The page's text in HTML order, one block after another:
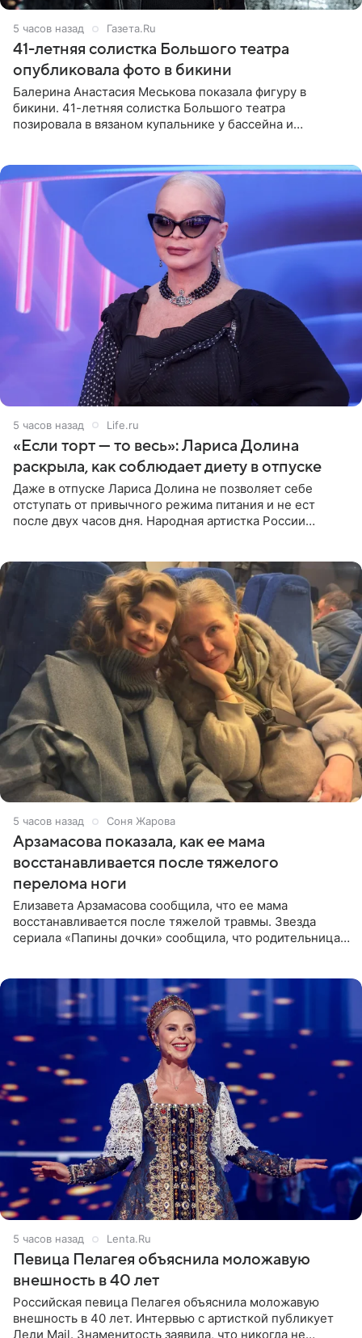
5 часов назад Газета.Ru
41-летняя солистка Большого театра
опубликовала фото в бикини
Балерина Анастасия Меськова показала фигуру в
бикини. 41-летняя солистка Большого театра
позировала в вязаном купальнике у бассейна и
5 часов назад Life.ru
«Если торт — то весь»: Лариса Долина
раскрыла, как соблюдает диету в отпуске
Даже в отпуске Лариса Долина не позволяет себе
отступать от привычного режима питания и не ест
после двух часов дня. Народная артистка России
5 часов назад Соня Жарова
Арзамасова показала, как ее мама
восстанавливается после тяжелого
перелома ноги
Елизавета Арзамасова сообщила, что ее мама
восстанавливается после тяжелой травмы. Звезда
сериала «Папины дочки» сообщила, что родительница
5 часов назад Lenta.Ru
Певица Пелагея объяснила моложавую
внешность в 40 лет
Российская певица Пелагея объяснила моложавую
внешность в 40 лет. Интервью с артисткой публикует
Леди Mail. Знаменитость заявила, что никогда не